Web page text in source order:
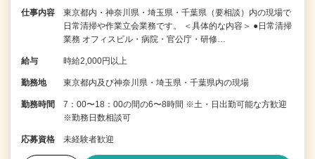
仕事内容
東京都内・神奈川県・埼玉県・千葉県（要相談）内の現場で
日常清掃や作業立会業務です。 ＜具体的な内容＞ ●日常清掃
業務 オフィスビル・病院・官公庁・研修…
給与 時給2,000円以上
勤務地 東京都内及び神奈川県・埼玉県・千葉県内の現場
勤務時間
7：00〜18：00の間の6〜8時間 ※土・日出勤可能な方歓迎
※勤務日数相談可
応募資格 未経験者歓迎